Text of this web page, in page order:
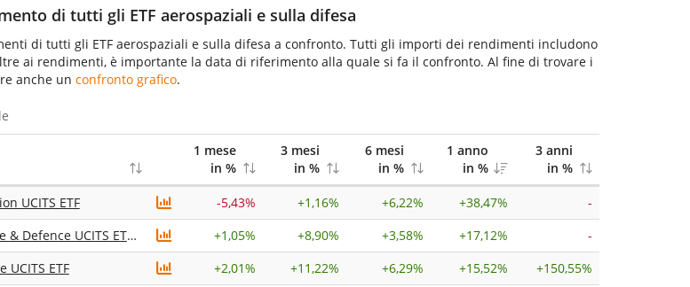
di tutti gli ETF aerospaziali e sulla difesa
di tutti gli ETF aerospaziali e sulla difesa a confronto. Tutti gli importi dei rendimenti includono
ai rendimenti, è importante la data di riferimento alla quale si fa il confronto. Al fine di trovare i
anche un confronto grafico.
1 mese
in %
3 mesi
in %
6 mesi
in %
1 anno
in %
3 anni
in %
UCITS ETF -5,43% +1,16% +6,22% +38,47%
-
iShares Global Aerospace & Defence UCITS ETF USD (Acc)
+1,05% +8,90% +3,58% +17,12%
-
ETF
+2,01% +11,22% +6,29% +15,52% +150,55%